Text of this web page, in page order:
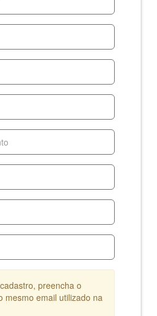
preencha o
mesmo email utilizado na